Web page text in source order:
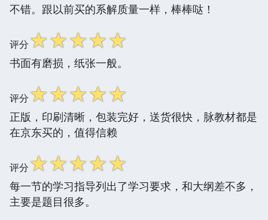
不错。跟以前买的系解质量一样，棒棒哒！
评分☆☆☆☆☆
书面有磨损，纸张一般。
评分☆☆☆☆☆
正版，印刷清晰，包装完好，送货很快，脉教材都是
在京东买的，值得信赖
评分☆☆☆☆☆
每一节的学习指导列出了学习要求，和大纲差不多，
主要是题目很多。